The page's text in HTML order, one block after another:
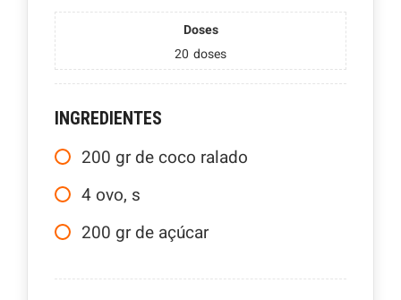
Doses
20 doses
INGREDIENTES
200 gr de coco ralado
4 ovo, s
200 gr de açúcar